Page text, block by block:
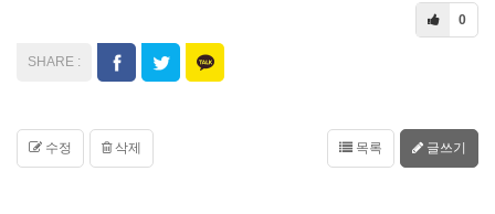
0
수정 삭제 목록 글쓰기